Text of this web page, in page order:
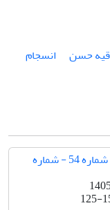
حسن
انسجام
دوره 14، شماره 54 - شماره
125-